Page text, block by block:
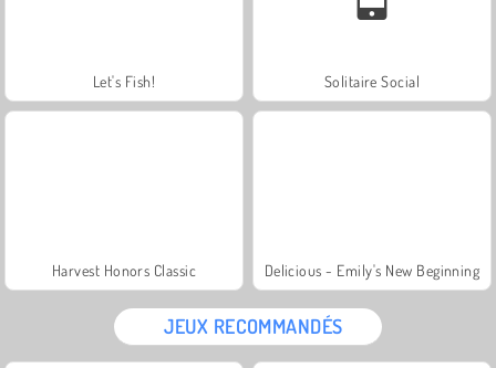
Let's Fish! Solitaire Social
Harvest Honors Classic Delicious - Emily's New Beginning
JEUX RECOMMANDÉS